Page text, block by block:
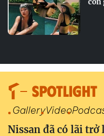
SPOTLIGHT
GalleryVideo
Nissan đã có lãi trở